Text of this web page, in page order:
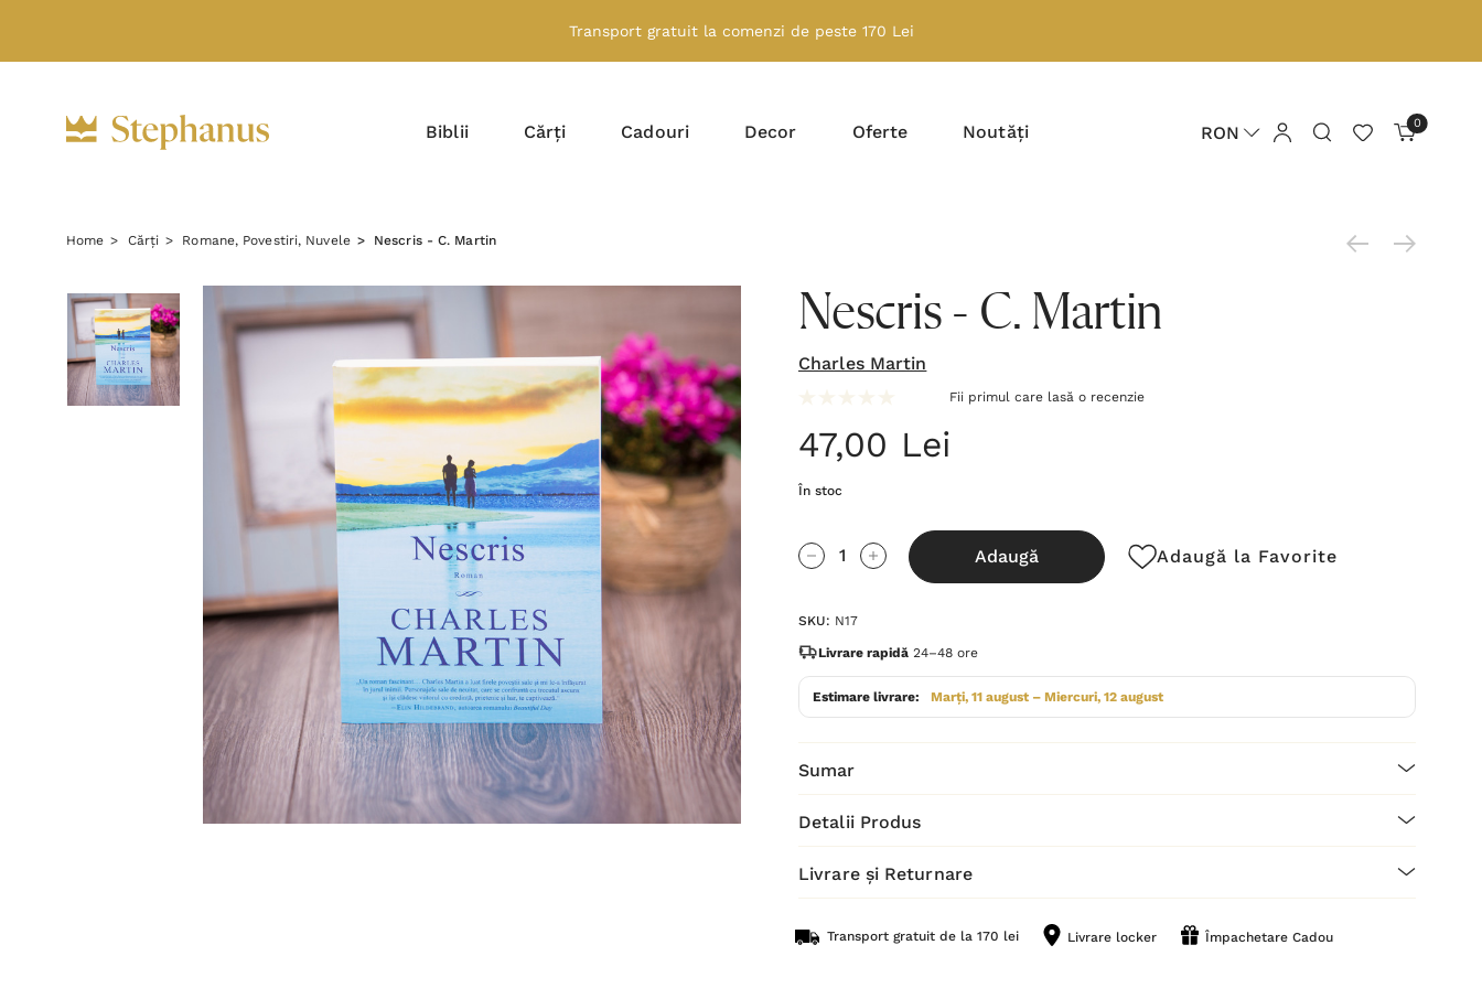
Transport gratuit la comenzi de peste 170 Lei
Biblii Cărți Cadouri Decor Oferte Noutăți RON 0
Home Cărți Romane, Povestiri, Nuvele Nescris - C. Martin
Nescris - C. Martin
Charles Martin
Fii primul care lasă o recenzie
47,00 Lei
În stoc
Grăbește-
te!
curent
este:
Cantitate scăzută:Cantitate Crescută:
Adaugă Adaugă la Favorite
SKU: N17
Livrare rapidă 24–48 ore
Estimare livrare: Marți, 11 august – Miercuri, 12 august
Sumar
Detalii Produs
Livrare și Returnare
Transport gratuit de la 170 lei Livrare locker Împachetare Cadou